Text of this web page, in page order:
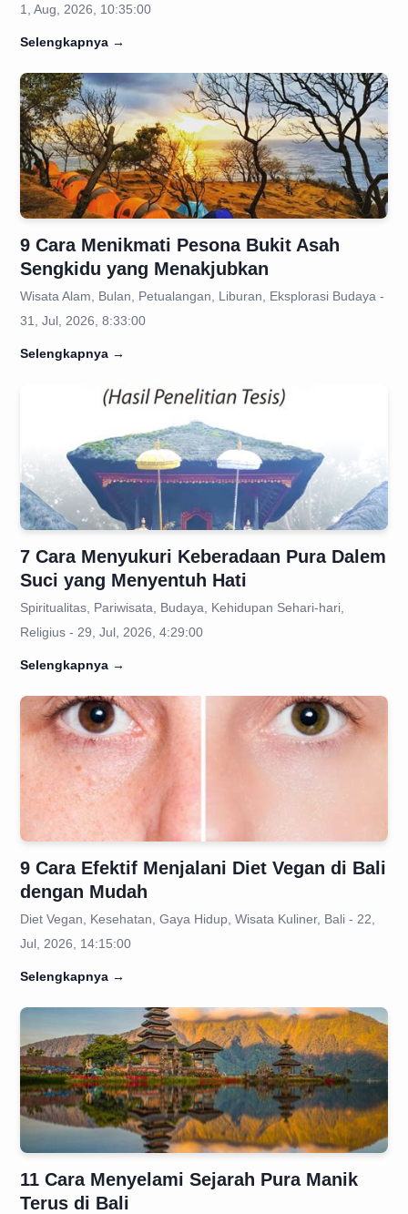
1, Aug, 2026, 10:35:00
Selengkapnya →
9 Cara Menikmati Pesona Bukit Asah
Sengkidu yang Menakjubkan
Wisata Alam, Bulan, Petualangan, Liburan, Eksplorasi Budaya -
31, Jul, 2026, 8:33:00
Selengkapnya →
7 Cara Menyukuri Keberadaan Pura Dalem
Suci yang Menyentuh Hati
Spiritualitas, Pariwisata, Budaya, Kehidupan Sehari-hari,
Religius - 29, Jul, 2026, 4:29:00
Selengkapnya →
9 Cara Efektif Menjalani Diet Vegan di Bali
dengan Mudah
Diet Vegan, Kesehatan, Gaya Hidup, Wisata Kuliner, Bali - 22,
Jul, 2026, 14:15:00
Selengkapnya →
11 Cara Menyelami Sejarah Pura Manik
Terus di Bali